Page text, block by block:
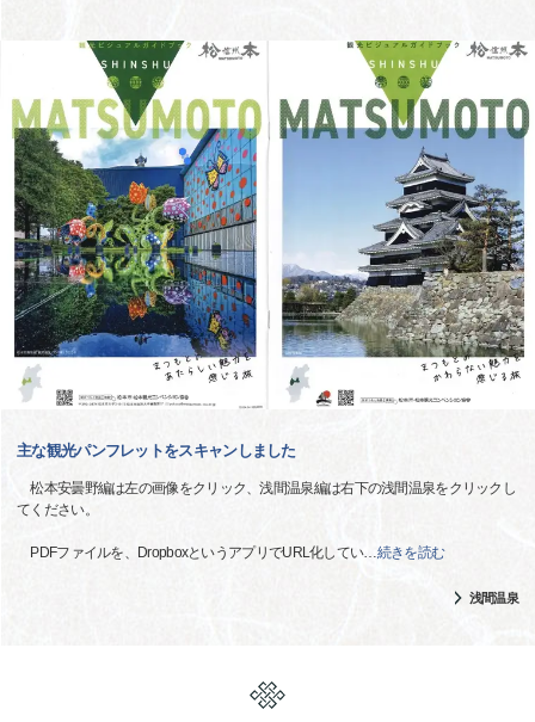
主な観光パンフレットをスキャンしました
松本安曇野編は左の画像をクリック、浅間温泉編は右下の浅間温泉をクリックし
てください。
PDFファイルを、DropboxというアプリでURL化してい…続きを読む
浅間温泉